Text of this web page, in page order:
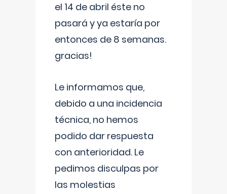
el 14 de abril éste no
pasará y ya estaría por
entonces de 8 semanas.
gracias!
Le informamos que,
debido a una incidencia
técnica, no hemos
podido dar respuesta
con anterioridad. Le
pedimos disculpas por
las molestias